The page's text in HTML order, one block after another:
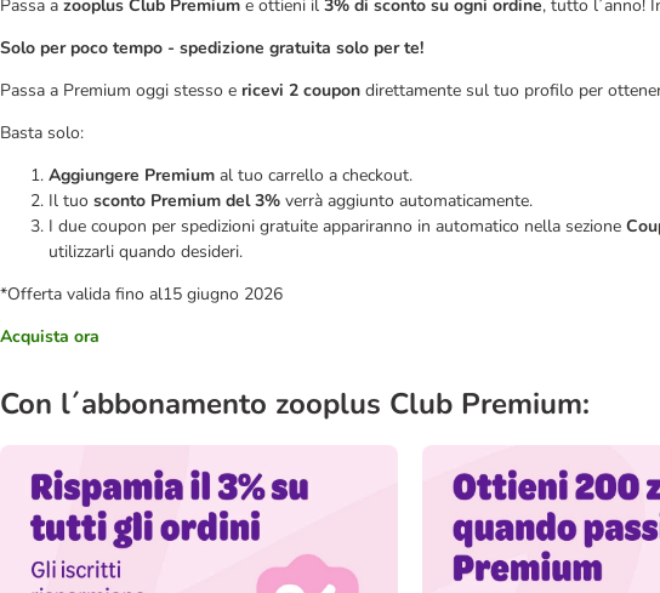
Passa a zooplus Club Premium e ottieni il 3% di sconto su ogni ordine, tutto l´anno!
Solo per poco tempo - spedizione gratuita solo per te!
Passa a Premium oggi stesso e ricevi 2 coupon direttamente sul tuo profilo per
Basta solo:​
Aggiungere Premium al tuo carrello a checkout.​
Il tuo sconto Premium del 3% verrà aggiunto automaticamente.​
I due coupon per spedizioni gratuite appariranno in automatico nella sezione
utilizzarli quando desideri.
*Offerta valida fino al15 giugno 2026
Acquista ora
Con l´abbonamento zooplus Club Premium:​